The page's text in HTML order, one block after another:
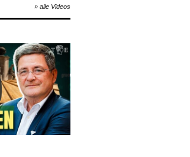
» alle Videos